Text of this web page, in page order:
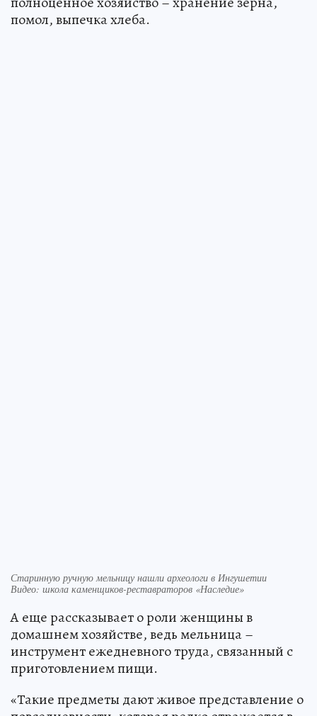
помол, выпечка хлеба.
Старинную ручную мельницу нашли археологи в Ингушетии
Видео: школа каменщиков-реставраторов «Наследие»
А еще рассказывает о роли женщины в
домашнем хозяйстве, ведь мельница –
инструмент ежедневного труда, связанный с
приготовлением пищи.
«Такие предметы дают живое представление о